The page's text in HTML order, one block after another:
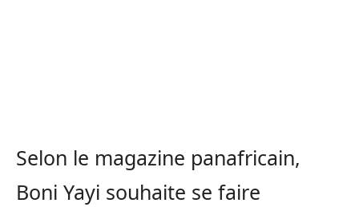
Selon le magazine panafricain,
Boni Yayi souhaite se faire